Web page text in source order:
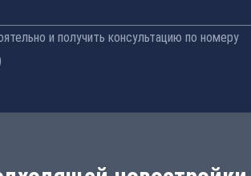
и получить консультацию по номеру